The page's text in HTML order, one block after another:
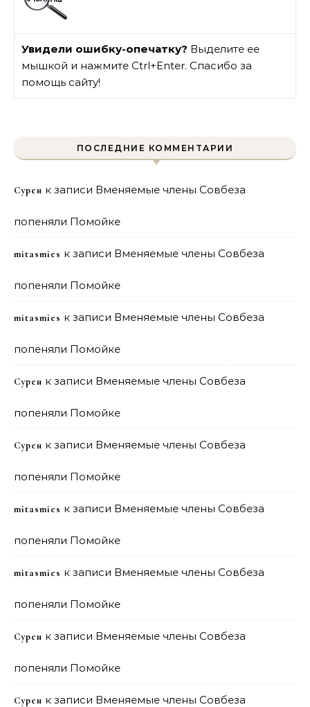
Увидели ошибку-опечатку? Выделите ее
мышкой и нажмите Ctrl+Enter. Спасибо за
помощь сайту!
ПОСЛЕДНИЕ КОММЕНТАРИИ
Сурен к записи Вменяемые члены Совбеза
попеняли Помойке
mitasmies к записи Вменяемые члены Совбеза
попеняли Помойке
mitasmies к записи Вменяемые члены Совбеза
попеняли Помойке
Сурен к записи Вменяемые члены Совбеза
попеняли Помойке
Сурен к записи Вменяемые члены Совбеза
попеняли Помойке
mitasmies к записи Вменяемые члены Совбеза
попеняли Помойке
mitasmies к записи Вменяемые члены Совбеза
попеняли Помойке
Сурен к записи Вменяемые члены Совбеза
попеняли Помойке
Сурен к записи Вменяемые члены Совбеза